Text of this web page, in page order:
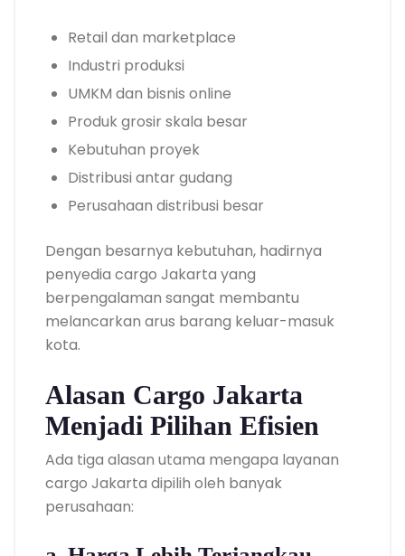
Retail dan marketplace
Industri produksi
UMKM dan bisnis online
Produk grosir skala besar
Kebutuhan proyek
Distribusi antar gudang
Perusahaan distribusi besar
Dengan besarnya kebutuhan, hadirnya
penyedia cargo Jakarta yang
berpengalaman sangat membantu
melancarkan arus barang keluar-masuk
kota.
Alasan Cargo Jakarta
Menjadi Pilihan Efisien
Ada tiga alasan utama mengapa layanan
cargo Jakarta dipilih oleh banyak
perusahaan: